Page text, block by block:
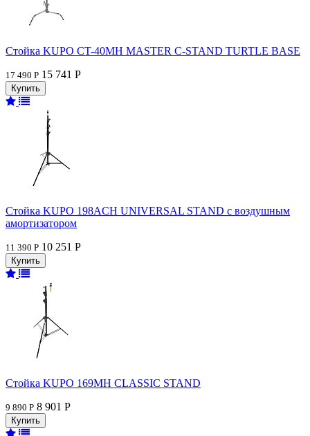
Стойка KUPO CT-40MH MASTER C-STAND TURTLE BASE
17 490 Р 15 741 Р
Стойка KUPO 198ACH UNIVERSAL STAND с воздушным
амортизатором
11 390 Р 10 251 Р
Стойка KUPO 169MH CLASSIC STAND
9 890 Р 8 901 Р